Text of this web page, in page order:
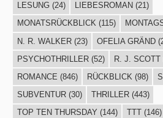
LESUNG(24) LIEBESROMAN (21)
MONATSRÜCKBLICK(115)
N. R. WALKER(23) OFELIA GRÄND
PSYCHOTHRILLER(52) R. J. SCOTT
ROMANCE (846) RÜCKBLICK (98)
SUBVENTUR(30) THRILLER(443)
TOP TEN THURSDAY (144) TTT(146)